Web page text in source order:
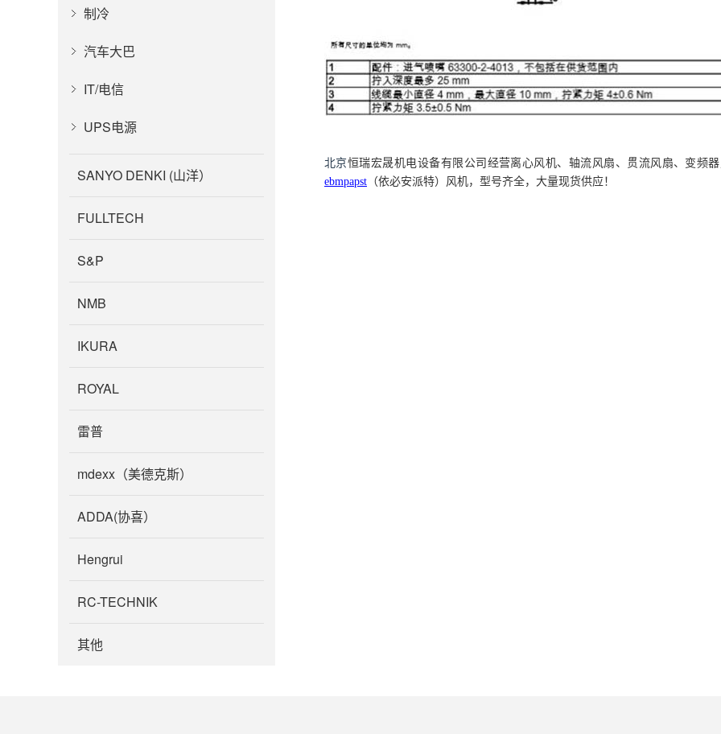
制冷
汽车大巴
IT/电信
UPS电源
SANYO DENKI (山洋）
FULLTECH
S&P
NMB
IKURA
ROYAL
雷普
mdexx（美德克斯）
ADDA(协喜）
Hengrui
RC-TECHNIK
其他
北京恒瑞宏晟机电设备有限公司经营离心风机、轴流风扇、贯流风扇、变频
ebmpapst （依必安派特）风机，型号齐全，大量现货供应！